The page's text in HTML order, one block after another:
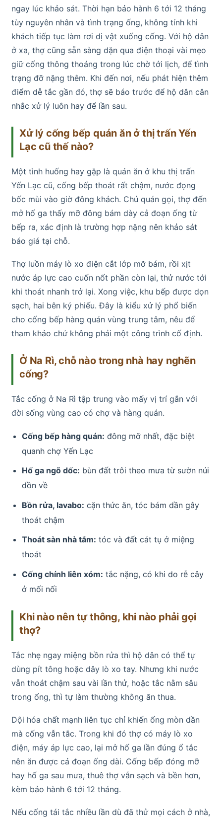
ngay lúc khảo sát. Thời hạn bảo hành 6 tới 12 tháng
tùy nguyên nhân và tình trạng ống, không tính khi
khách tiếp tục làm rơi dị vật xuống cống. Với hộ dân
ở xa, thợ cũng sẵn sàng dặn qua điện thoại vài mẹo
giữ cống thông thoáng trong lúc chờ tới lịch, để tình
trạng đỡ nặng thêm. Khi đến nơi, nếu phát hiện thêm
điểm dễ tắc gần đó, thợ sẽ báo trước để hộ dân cân
nhắc xử lý luôn hay để lần sau.
Xử lý cống bếp quán ăn ở thị trấn Yến
Lạc cũ thế nào?
Một tình huống hay gặp là quán ăn ở khu thị trấn
Yến Lạc cũ, cống bếp thoát rất chậm, nước đọng
bốc mùi vào giờ đông khách. Chủ quán gọi, thợ đến
mở hố ga thấy mỡ đông bám dày cả đoạn ống từ
bếp ra, xác định là trường hợp nặng nên khảo sát
báo giá tại chỗ.
Thợ luồn máy lò xo điện cắt lớp mỡ bám, rồi xịt
nước áp lực cao cuốn nốt phần còn lại, thử nước tới
khi thoát nhanh trở lại. Xong việc, khu bếp được dọn
sạch, hai bên ký phiếu. Đây là kiểu xử lý phổ biến
cho cống bếp hàng quán vùng trung tâm, nêu để
tham khảo chứ không phải một công trình cố định.
Ở Na Rì, chỗ nào trong nhà hay nghẽn
cống?
Tắc cống ở Na Rì tập trung vào mấy vị trí gắn với
đời sống vùng cao có chợ và hàng quán.
Cống bếp hàng quán: đông mỡ nhất, đặc biệt
quanh chợ Yến Lạc
Hố ga ngõ dốc: bùn đất trôi theo mưa từ sườn núi
dồn về
Bồn rửa, lavabo: cặn thức ăn, tóc bám dần gây
thoát chậm
Thoát sàn nhà tắm: tóc và đất cát tụ ở miệng
thoát
Cống chính liên xóm: tắc nặng, có khi do rễ cây
ở mối nối
Khi nào nên tự thông, khi nào phải gọi
thợ?
Tắc nhẹ ngay miệng bồn rửa thì hộ dân có thể tự
dùng pít tông hoặc dây lò xo tay. Nhưng khi nước
vẫn thoát chậm sau vài lần thử, hoặc tắc nằm sâu
trong ống, thì tự làm thường không ăn thua.
Dội hóa chất mạnh liên tục chỉ khiến ống mòn dần
mà cống vẫn tắc. Trong khi đó thợ có máy lò xo
điện, máy áp lực cao, lại mở hố ga lần đúng ổ tắc
nên ăn được cả đoạn ống dài. Cống bếp đóng mỡ
hay hố ga sau mưa, thuê thợ vẫn sạch và bền hơn,
kèm bảo hành 6 tới 12 tháng.
Nếu cống tái tắc nhiều lần dù đã thử mọi cách ở nhà,